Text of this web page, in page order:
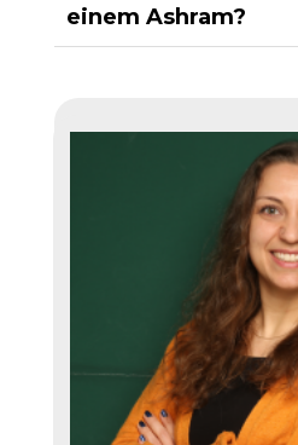
einem Ashram?